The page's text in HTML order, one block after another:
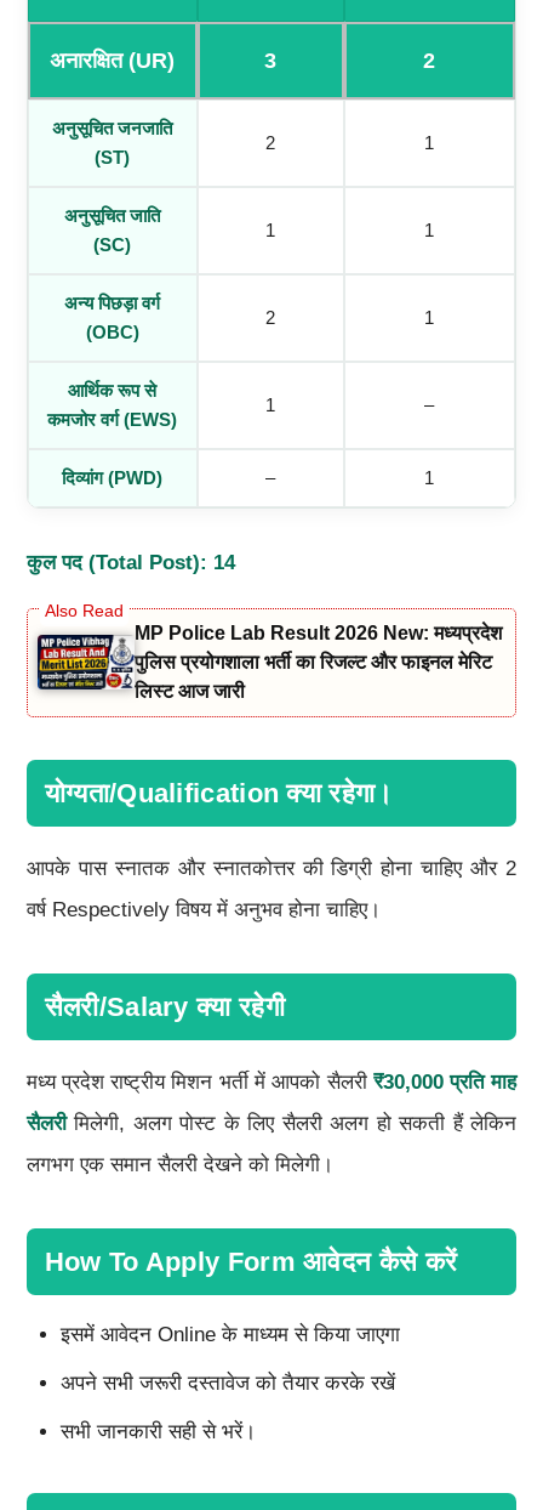
अनारक्षित (UR) 3 2
अनुसूचित जनजाति
(ST)
2 1
अनुसूचित जाति
(SC)
1 1
अन्य पिछड़ा वर्ग
(OBC)
2 1
आर्थिक रूप से
कमजोर वर्ग (EWS)
1 –
दिव्यांग (PWD) – 1
कुल पद (Total Post): 14
MP Police Lab Result 2026 New: मध्यप्रदेश
पुलिस प्रयोगशाला भर्ती का रिजल्ट और फाइनल मेरिट
लिस्ट आज जारी
योग्यता/Qualification क्या रहेगा।
आपके पास स्नातक और स्नातकोत्तर की डिग्री होना चाहिए और 2
वर्ष Respectively विषय में अनुभव होना चाहिए।
सैलरी/Salary क्या रहेगी
मध्य प्रदेश राष्ट्रीय मिशन भर्ती में आपको सैलरी ₹30,000 प्रति माह
सैलरीमिलेगी, अलग पोस्ट के लिए सैलरी अलग हो सकती हैं लेकिन
लगभग एक समान सैलरी देखने को मिलेगी।
How To Apply Form आवेदन कैसे करें
इसमें आवेदन Online के माध्यम से किया जाएगा
अपने सभी जरूरी दस्तावेज को तैयार करके रखें
सभी जानकारी सही से भरें।